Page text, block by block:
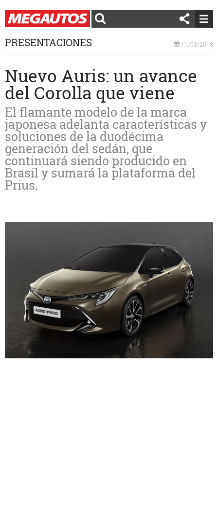
PRESENTACIONES 11/03/2018
Nuevo Auris: un avance
del Corolla que viene
El flamante modelo de la marca
japonesa adelanta características y
soluciones de la duodécima
generación del sedán, que
continuará siendo producido en
Brasil y sumará la plataforma del
Prius.